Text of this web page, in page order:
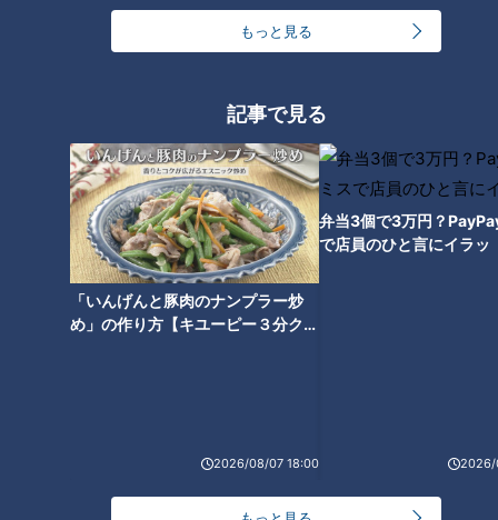
もっと見る
記事で見る
「いんげんと豚肉のナンプラー炒
め」の作り方【キユーピー３分クッ
2026/08/07 18:00
弁当3個で3万円？
で店員のひと言にイラッ
2026/
を退団。異例ともいえる形でドラゴンズ移籍を決めた中田選
今回の単独インタビュー時、彼なりに紡いだこの言葉がドラゴ
中田選手「無理にとは言いませんけど、“ちょっとくらい中
田、応援してやろうかな”っていう気持ちがある方がいたら、
僕はその人たちのために全力で頑張りたい」
まだまだ1年間戦う自信がある。だからこそ移籍を決断した。